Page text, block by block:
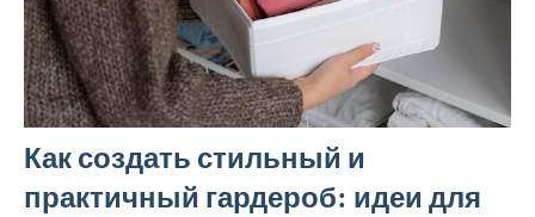
Как создать стильный и
практичный гардероб: идеи для